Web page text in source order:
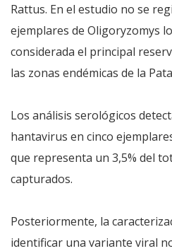
Rattus. En el estudio no se
ejemplares de Oligoryzomys
considerada el principal
las zonas endémicas de la
Los análisis serológicos
hantavirus en cinco
que representa un 3,5% del
capturados.
Posteriormente, la
identificar una variante viral